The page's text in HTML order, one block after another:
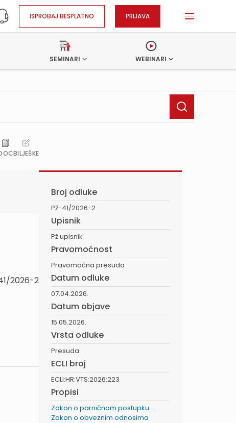
ISPROBAJ BESPLATNO PRIJAVA
SEMINARI WEBINARI
BILJEŠKE
2026-2
Broj odluke
Pž-41/2026-2
Upisnik
Pž upisnik
Pravomoćnost
Pravomoćna presuda
Datum odluke
07.04.2026.
Datum objave
15.05.2026.
Vrsta odluke
Presuda
ECLI broj
ECLI:HR:VTS:2026:223
Propisi
Zakon o parničnom postupku ...
Zakon o obveznim odnosima